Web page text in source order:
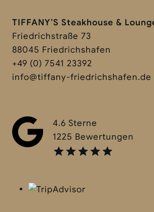
TIFFANY’S Steakhouse &
Friedrichstraße 73
88045 Friedrichshafen
+49 (0) 7541 23392
info@tiffany-friedrichshafen.de
4.6 Sterne
1225 Bewertungen